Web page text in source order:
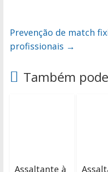
Prevenção de match
profissionais →
Também
Assaltante à